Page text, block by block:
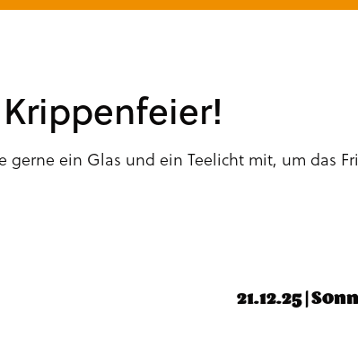
ein Glas und ein Teelicht mit, um das
21.12.25 |